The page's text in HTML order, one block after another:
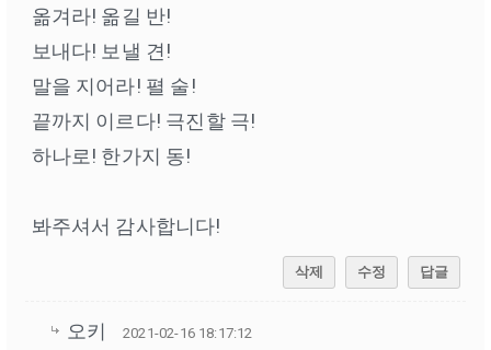
옮겨라! 옮길 반!
보내다! 보낼 견!
말을 지어라! 펼 술!
끝까지 이르다! 극진할 극!
하나로! 한가지 동!
봐주셔서 감사합니다!
삭제 수정 답글
오키 2021-02-16 18:17:12